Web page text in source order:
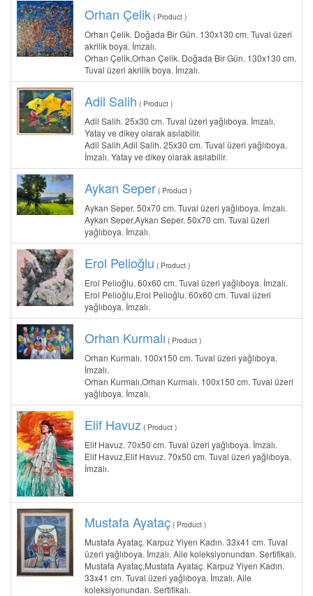
Orhan Çelik ( Product )
Orhan Çelik. Doğada Bir Gün. 130x130 cm. Tuval üzeri
akrilik boya. İmzalı.
Orhan Çelik,Orhan Çelik. Doğada Bir Gün. 130x130 cm.
Tuval üzeri akrilik boya. İmzalı.
Adil Salih ( Product )
Adil Salih. 25x30 cm. Tuval üzeri yağlıboya. İmzalı.
Yatay ve dikey olarak asılabilir.
Adil Salih,Adil Salih. 25x30 cm. Tuval üzeri yağlıboya.
İmzalı. Yatay ve dikey olarak asılabilir.
Aykan Seper ( Product )
Aykan Seper. 50x70 cm. Tuval üzeri yağlıboya. İmzalı.
Aykan Seper,Aykan Seper. 50x70 cm. Tuval üzeri
yağlıboya. İmzalı.
Erol Pelioğlu ( Product )
Erol Pelioğlu. 60x60 cm. Tuval üzeri yağlıboya. İmzalı.
Erol Pelioğlu,Erol Pelioğlu. 60x60 cm. Tuval üzeri
yağlıboya. İmzalı.
Orhan Kurmalı ( Product )
Orhan Kurmalı. 100x150 cm. Tuval üzeri yağlıboya.
İmzalı.
Orhan Kurmalı,Orhan Kurmalı. 100x150 cm. Tuval üzeri
yağlıboya. İmzalı.
Elif Havuz ( Product )
Elif Havuz. 70x50 cm. Tuval üzeri yağlıboya. İmzalı.
Elif Havuz,Elif Havuz. 70x50 cm. Tuval üzeri yağlıboya.
İmzalı.
Mustafa Ayataç ( Product )
Mustafa Ayataç. Karpuz Yiyen Kadın. 33x41 cm. Tuval
üzeri yağlıboya. İmzalı. Aile koleksiyonundan. Sertifikalı.
Mustafa Ayataç,Mustafa Ayataç. Karpuz Yiyen Kadın.
33x41 cm. Tuval üzeri yağlıboya. İmzalı. Aile
koleksiyonundan. Sertifikalı.